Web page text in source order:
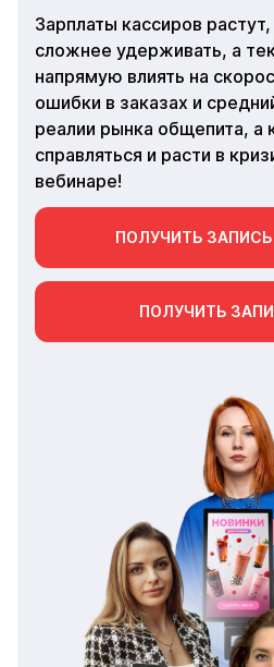
Зарплаты кассиров
сложнее удерживать, а
напрямую влиять на
ошибки в заказах и
реалии рынка общепита, а
справляться и расти в
вебинаре!
ПОЛУЧИТЬ ЗАПИСЬ
ПОЛУЧИТЬ